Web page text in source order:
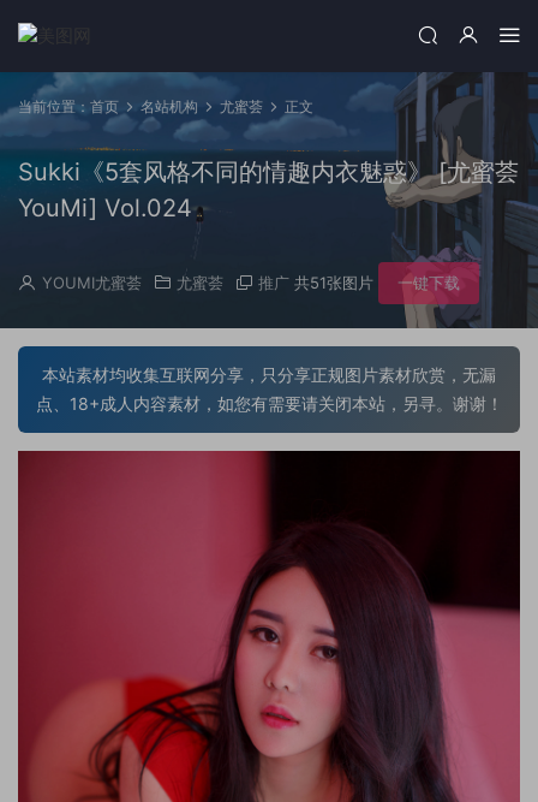
当前位置： 首页 名站机构 尤蜜荟 正文
Sukki《5套风格不同的情趣内衣魅惑》 [尤蜜荟
YouMi] Vol.024
YOUMI尤蜜荟 尤蜜荟 推广 共51张图片 一键下载
本站素材均收集互联网分享，只分享正规图片素材欣赏，无漏
点、18+成人内容素材，如您有需要请关闭本站，另寻。谢谢！